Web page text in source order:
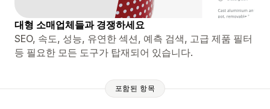
대형 소매업체들과 경쟁하세요
SEO, 속도, 성능, 유연한 섹션, 예측 검색, 고급 제품 필터
등 필요한 모든 도구가 탑재되어 있습니다.
포함된 항목